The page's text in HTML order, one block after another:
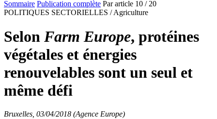
Sommaire Publication complète Par article 10 / 20
POLITIQUES SECTORIELLES / Agriculture
Selon Farm Europe, protéines
végétales et énergies
renouvelables sont un seul et
même défi
Bruxelles, 03/04/2018 (Agence Europe)